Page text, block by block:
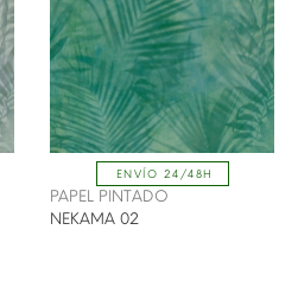
ENVÍO 24/48H
PAPEL PINTADO
NEKAMA 02